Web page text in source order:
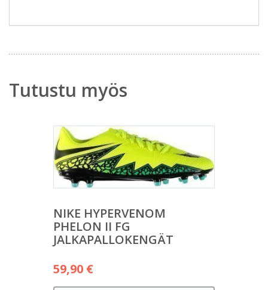
Tutustu myös
NIKE HYPERVENOM
PHELON II FG
JALKAPALLOKENGÄT
59,90 €